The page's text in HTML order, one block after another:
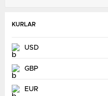
KURLAR
USD
GBP
EUR